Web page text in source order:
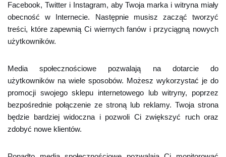
Facebook, Twitter i Instagram, aby Twoja marka i witryna miały
obecność w Internecie. Następnie musisz zacząć tworzyć
treści, które zapewnią Ci wiernych fanów i przyciągną nowych
użytkowników.
Media społecznościowe pozwalają na dotarcie do
użytkowników na wiele sposobów. Możesz wykorzystać je do
promocji swojego sklepu internetowego lub witryny, poprzez
bezpośrednie połączenie ze stroną lub reklamy. Twoja strona
będzie bardziej widoczna i pozwoli Ci zwiększyć ruch oraz
zdobyć nowe klientów.